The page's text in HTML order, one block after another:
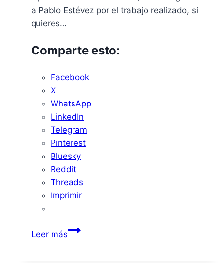
a Pablo Estévez por el trabajo realizado, si
quieres…
Comparte esto:
Facebook
X
WhatsApp
LinkedIn
Telegram
Pinterest
Bluesky
Reddit
Threads
Imprimir
Leer másVIDEO